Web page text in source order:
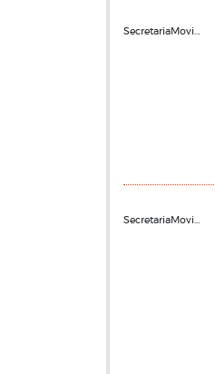
SecretariaMovi…
SecretariaMovi…